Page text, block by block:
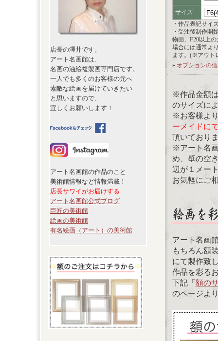
店長の澤井です。
アート名画館は、
名画の油絵複製画専門店です。
一人でも多くのお客様の元へ
素敵な絵画を届けていきたい
と思いますので、
宜しくお願いします！
アート名画館の作品のこと
美術館情報など情報満載！
店長サワイがお届けする
アート名画館公式ブログ
巨匠の美術館
絵画の美術館
有名絵画（アート）の美術館
サイズ
・作品表記サイ
・受注後制作開
物画、F20以上
場合には通常よ
ます。(※アウト
» オプションの
※作品金額
のサイズに
※お客様よ
ーメイドに
頂いており
※アート名
め、壁の空
辺が１メー
お気軽にご
アート名画
もちろん額
にて製作致
作品を彩る
下記「額の
のページよ